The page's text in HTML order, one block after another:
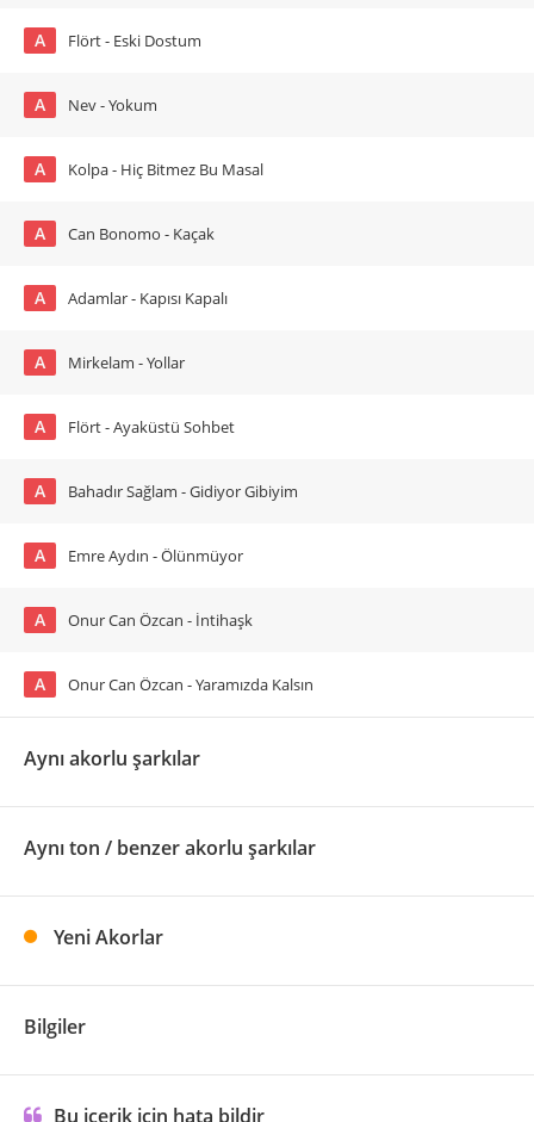
A Flört - Eski Dostum
A Nev - Yokum
A Kolpa - Hiç Bitmez Bu Masal
A Can Bonomo - Kaçak
A Adamlar - Kapısı Kapalı
A Mirkelam - Yollar
A Flört - Ayaküstü Sohbet
A Bahadır Sağlam - Gidiyor Gibiyim
A Emre Aydın - Ölünmüyor
A Onur Can Özcan - İntihaşk
A Onur Can Özcan - Yaramızda Kalsın
Aynı akorlu şarkılar
Aynı ton / benzer akorlu şarkılar
Yeni Akorlar
Bilgiler
Bu içerik için hata bildir